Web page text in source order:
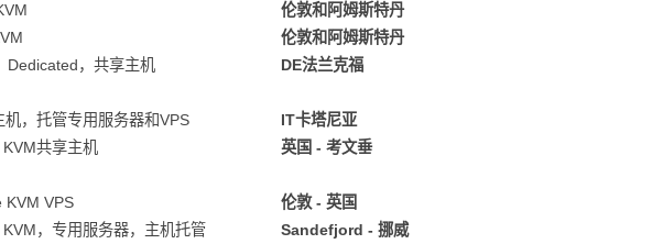
伦敦和阿姆斯特丹
伦敦和阿姆斯特丹
Dedicated，共享主机 DE法兰克福
机，托管专用服务器和VPS
IT卡塔尼亚
KVM共享主机 英国 - 考文垂
KVM VPS
伦敦 - 英国
，专用服务器，主机托管
Sandefjord - 挪威